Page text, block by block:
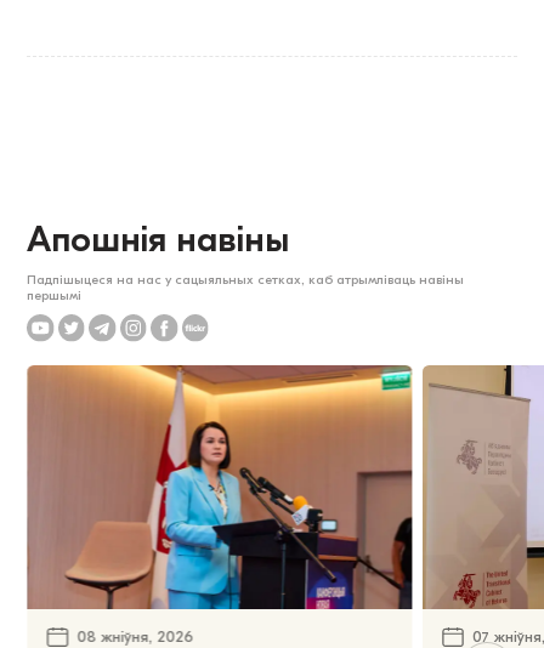
Апошнія навіны
Падпішыцеся на нас у сацыяльных сетках, каб атрымліваць навіны
першымі
08 жніўня, 2026 07